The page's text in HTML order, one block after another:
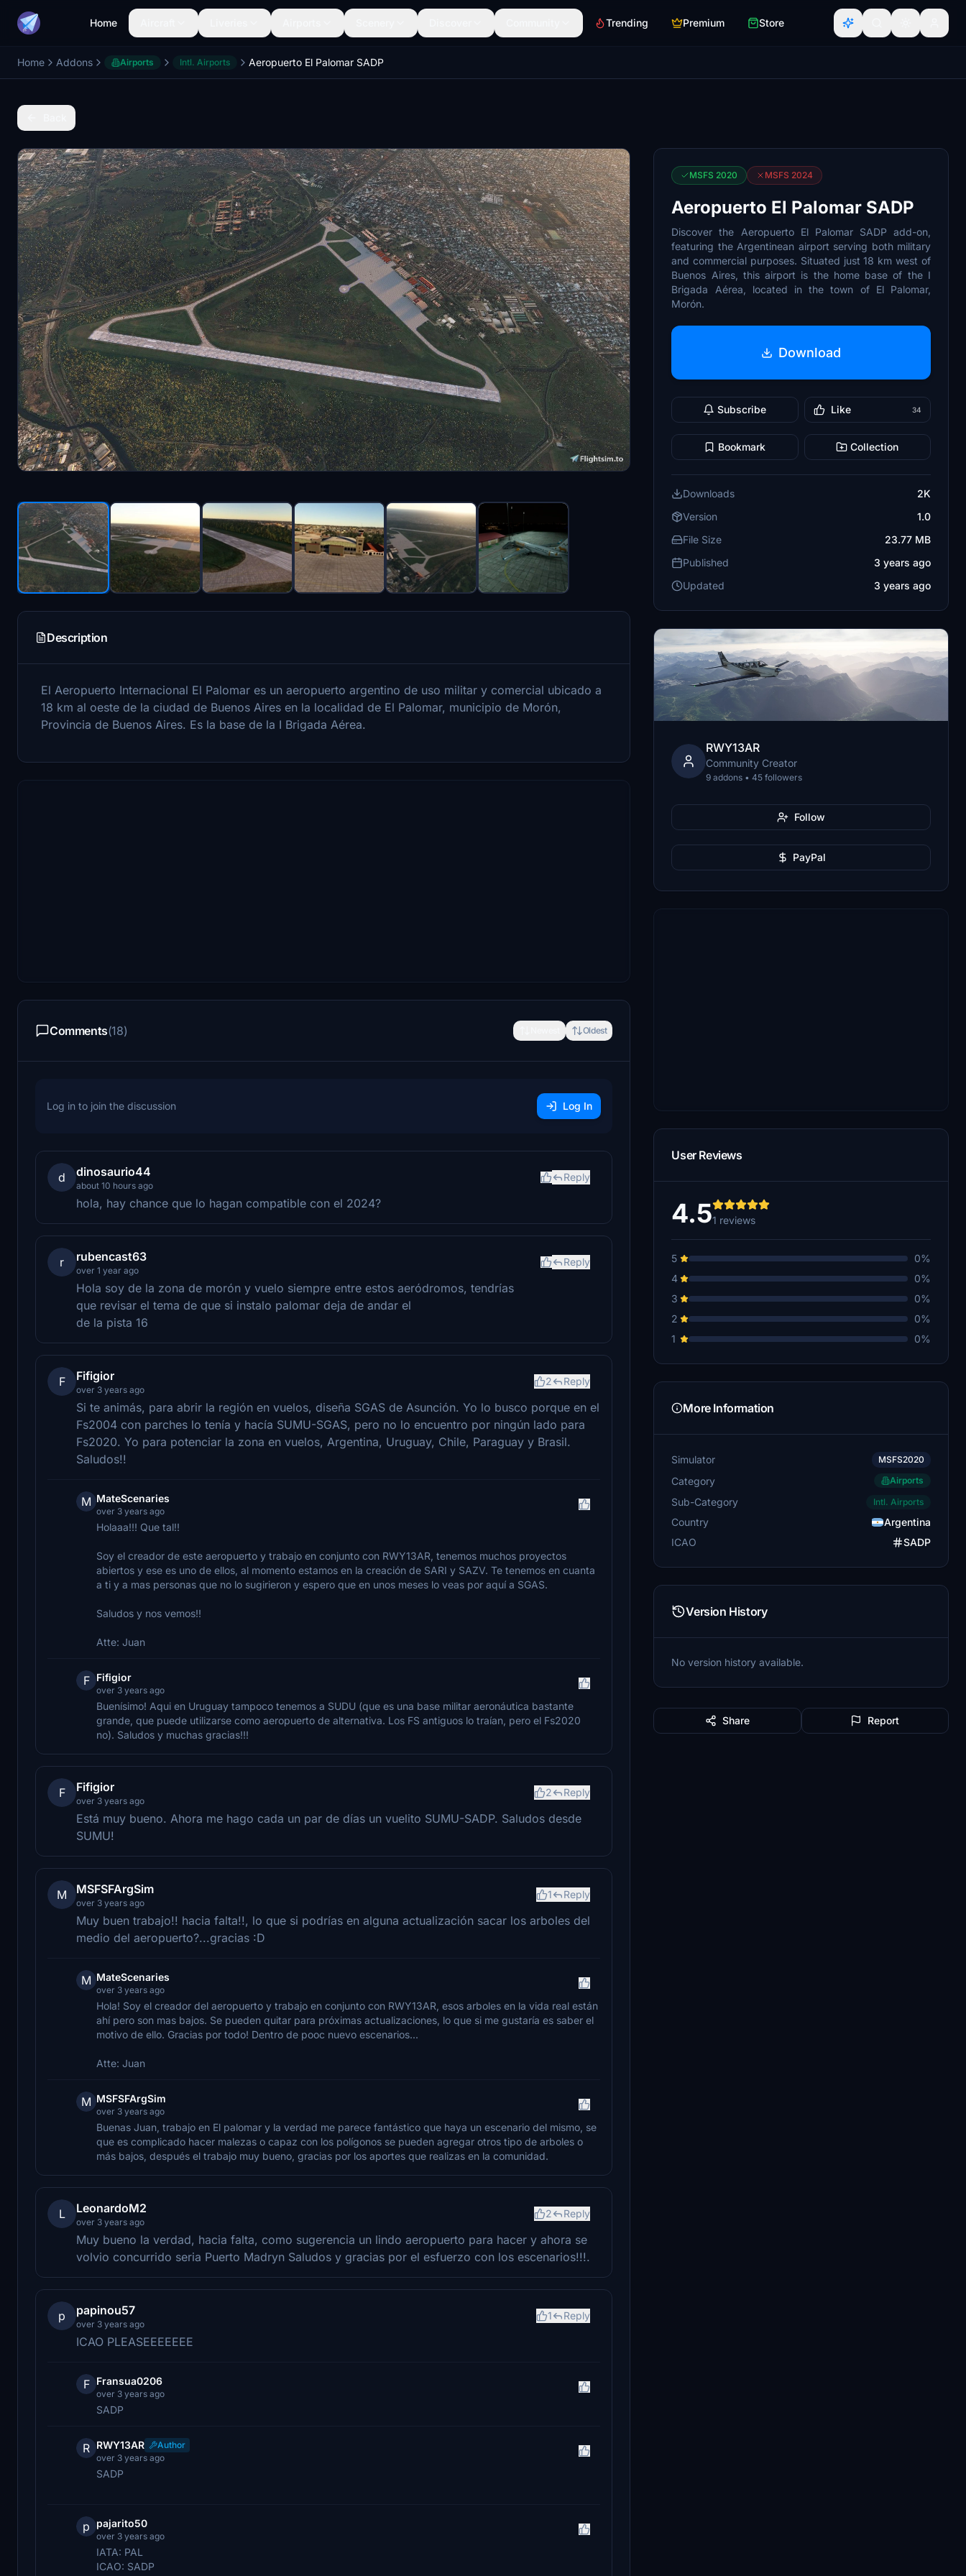
Home Trending Premium Store
Home Addons Airports Intl. Airports Aeropuerto El Palomar SADP
Description
El Aeropuerto Internacional El Palomar es un aeropuerto argentino de uso militar y comercial ubicado a
18 km al oeste de la ciudad de Buenos Aires en la localidad de El Palomar, municipio de Morón,
Provincia de Buenos Aires. Es la base de la I Brigada Aérea.​​​​
Comments(18) Oldest
Log in to join the discussion Log In
d dinosaurio44
about 10 hours ago
Reply
hola, hay chance que lo hagan compatible con el 2024?
r rubencast63
over 1 year ago
Reply
Hola soy de la zona de morón y vuelo siempre entre estos aeródromos, tendrías
que revisar el tema de que si instalo palomar deja de andar el
de la pista 16
F Fifigior
over 3 years ago
2 Reply
Si te animás, para abrir la región en vuelos, diseña SGAS de Asunción. Yo lo busco porque en el
Fs2004 con parches lo tenía y hacía SUMU-SGAS, pero no lo encuentro por ningún lado para
Fs2020. Yo para potenciar la zona en vuelos, Argentina, Uruguay, Chile, Paraguay y Brasil.
Saludos!!
M MateScenaries
over 3 years ago
Holaaa!!! Que tal!!
Soy el creador de este aeropuerto y trabajo en conjunto con RWY13AR, tenemos muchos proyectos
abiertos y ese es uno de ellos, al momento estamos en la creación de SARI y SAZV. Te tenemos en cuanta
a ti y a mas personas que no lo sugirieron y espero que en unos meses lo veas por aquí a SGAS.
Saludos y nos vemos!!
Atte: Juan
F Fifigior
over 3 years ago
Buenísimo! Aqui en Uruguay tampoco tenemos a SUDU (que es una base militar aeronáutica bastante
grande, que puede utilizarse como aeropuerto de alternativa. Los FS antiguos lo traían, pero el Fs2020
no). Saludos y muchas gracias!!!
F Fifigior
over 3 years ago
2 Reply
Está muy bueno. Ahora me hago cada un par de días un vuelito SUMU-SADP. Saludos desde
SUMU!
M MSFSFArgSim
over 3 years ago
1 Reply
Muy buen trabajo!! hacia falta!!, lo que si podrías en alguna actualización sacar los arboles del
medio del aeropuerto?...gracias :D
M MateScenaries
over 3 years ago
Hola! Soy el creador del aeropuerto y trabajo en conjunto con RWY13AR, esos arboles en la vida real están
ahí pero son mas bajos. Se pueden quitar para próximas actualizaciones, lo que si me gustaría es saber el
motivo de ello. Gracias por todo! Dentro de pooc nuevo escenarios...
Atte: Juan
M MSFSFArgSim
over 3 years ago
Buenas Juan, trabajo en El palomar y la verdad me parece fantástico que haya un escenario del mismo, se
que es complicado hacer malezas o capaz con los polígonos se pueden agregar otros tipo de arboles o
más bajos, después el trabajo muy bueno, gracias por los aportes que realizas en la comunidad.
L LeonardoM2
over 3 years ago
2 Reply
Muy bueno la verdad, hacia falta, como sugerencia un lindo aeropuerto para hacer y ahora se
volvio concurrido seria Puerto Madryn Saludos y gracias por el esfuerzo con los escenarios!!!.
p papinou57
over 3 years ago
1 Reply
ICAO PLEASEEEEEEE
F Fransua0206
over 3 years ago
SADP
R RWY13AR
Author
over 3 years ago
SADP
p pajarito50
over 3 years ago
IATA: PAL
ICAO: SADP
MSFS 2020 MSFS 2024
Aeropuerto El Palomar SADP
Discover the Aeropuerto El Palomar SADP add-on,
featuring the Argentinean airport serving both military
and commercial purposes. Situated just 18 km west of
Buenos Aires, this airport is the home base of the I
Brigada Aérea, located in the town of El Palomar,
Morón.
Download
Subscribe Like 34
Bookmark Collection
Downloads
2K
Version
1.0
File Size
23.77 MB
Published
3 years ago
Updated
3 years ago
RWY13AR
Community Creator
9 addons • 45 followers
Follow
PayPal
User Reviews
4.51 reviews
5
0%
4
0%
3
0%
2
0%
1
0%
More Information
Simulator MSFS2020
Category Airports
Sub-Category Intl. Airports
Country
Argentina
ICAO
SADP
Version History
No version history available.
Share Report